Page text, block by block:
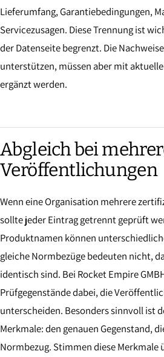
Lieferumfang, Garantiebedingungen,
Servicezusagen. Diese Trennung ist
der Datenseite begrenzt. Die
unterstützen, müssen aber mit
ergänzt werden.
Abgleich bei
Veröffentlichungen
Wenn eine Organisation mehrere
sollte jeder Eintrag getrennt geprüft
Produktnamen können
gleiche Normbezüge bedeuten nicht,
identisch sind. Bei Rocket Empire
Prüfgegenstände dabei, die
unterscheiden. Besonders sinnvoll ist
Merkmale: den genauen Gegenstand,
Normbezug. Stimmen diese Merkmale